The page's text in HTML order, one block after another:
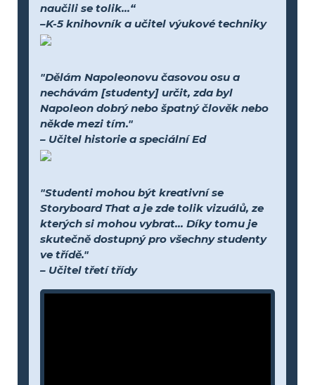
naučili se tolik...“
–K-5 knihovník a učitel výukové techniky
"Dělám Napoleonovu časovou osu a
nechávám [studenty] určit, zda byl
Napoleon dobrý nebo špatný člověk nebo
někde mezi tím."
– Učitel historie a speciální Ed
"Studenti mohou být kreativní se
Storyboard That a je zde tolik vizuálů, ze
kterých si mohou vybrat... Díky tomu je
skutečně dostupný pro všechny studenty
ve třídě."
– Učitel třetí třídy